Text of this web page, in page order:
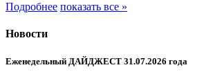
Подробнее показать все »
Новости
Еженедельный ДАЙДЖЕСТ 31.07.2026 года